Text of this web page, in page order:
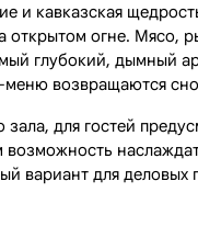
и кавказская
открытом огне. Мясо,
глубокий, дымный
меню возвращаются
для гостей
возможность
вариант для деловых